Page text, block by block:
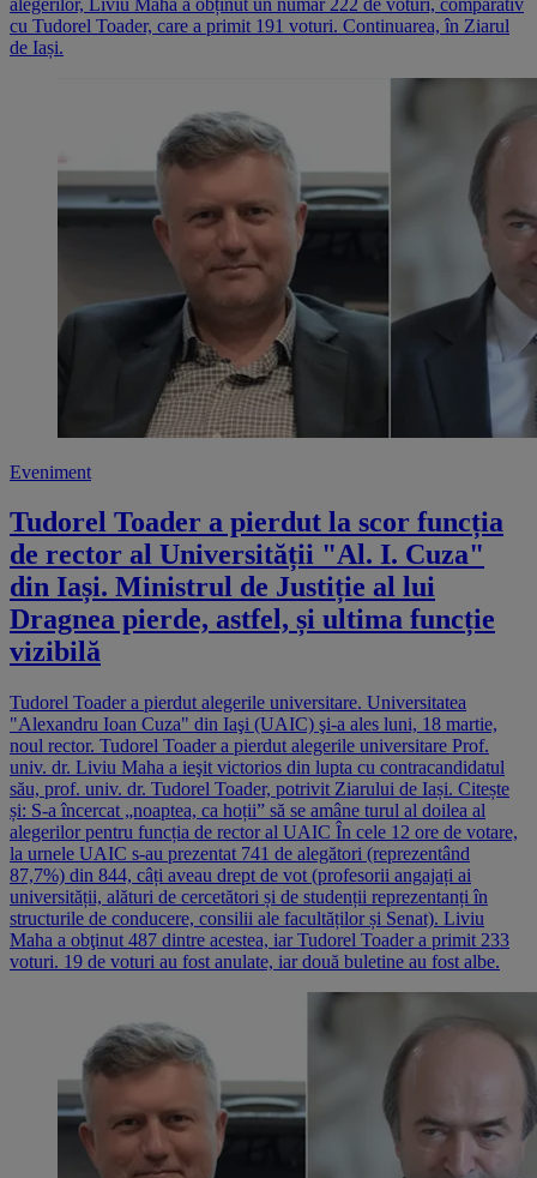
cu Tudorel Toader, care a primit 191 voturi. Continuarea, în Ziarul
de Iași.
Eveniment
Tudorel Toader a pierdut la scor funcția
de rector al Universității "Al. I. Cuza"
din Iași. Ministrul de Justiție al lui
Dragnea pierde, astfel, și ultima funcție
vizibilă
Tudorel Toader a pierdut alegerile universitare. Universitatea
"Alexandru Ioan Cuza" din Iaşi (UAIC) şi-a ales luni, 18 martie,
noul rector. Tudorel Toader a pierdut alegerile universitare Prof.
univ. dr. Liviu Maha a ieşit victorios din lupta cu contracandidatul
său, prof. univ. dr. Tudorel Toader, potrivit Ziarului de Iași. Citește
și: S-a încercat „noaptea, ca hoții” să se amâne turul al doilea al
alegerilor pentru funcția de rector al UAIC În cele 12 ore de votare,
la urnele UAIC s-au prezentat 741 de alegători (reprezentând
87,7%) din 844, câți aveau drept de vot (profesorii angajați ai
universității, alături de cercetători și de studenții reprezentanți în
structurile de conducere, consilii ale facultăților și Senat). Liviu
Maha a obţinut 487 dintre acestea, iar Tudorel Toader a primit 233
voturi. 19 de voturi au fost anulate, iar două buletine au fost albe.